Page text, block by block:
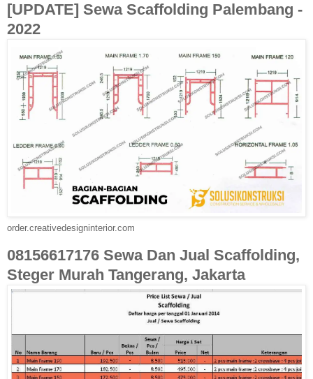
[UPDATE] Sewa Scaffolding Palembang -
2022
order.creativedesigninterior.com
08156617176 Sewa Dan Jual Scaffolding,
Steger Murah Tangerang, Jakarta